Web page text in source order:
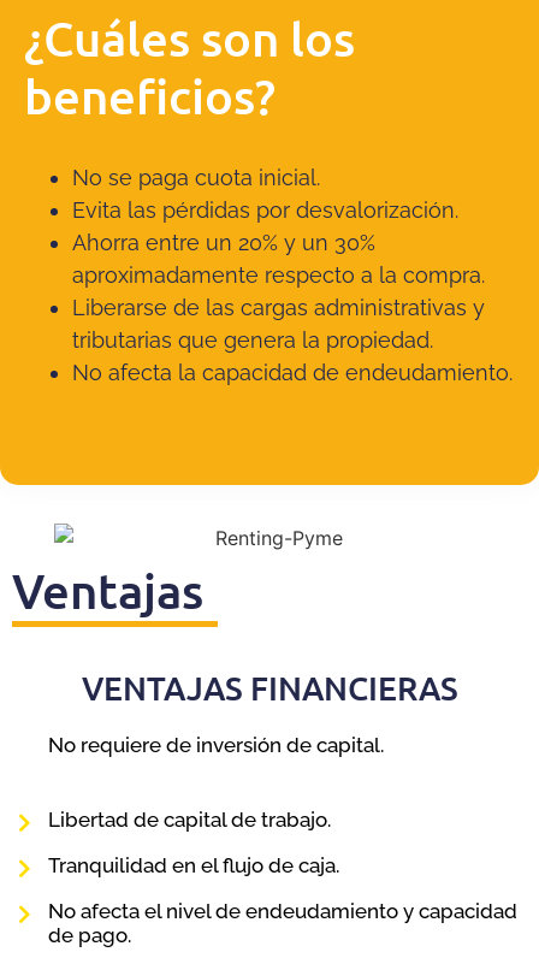
¿Cuáles son los
beneficios?
No se paga cuota inicial.
Evita las pérdidas por desvalorización.
Ahorra entre un 20% y un 30%
aproximadamente respecto a la compra.
Liberarse de las cargas administrativas y
tributarias que genera la propiedad.
No afecta la capacidad de endeudamiento.
Ventajas
VENTAJAS FINANCIERAS
No requiere de inversión de capital.
Libertad de capital de trabajo.
Tranquilidad en el flujo de caja.
No afecta el nivel de endeudamiento y capacidad
de pago.